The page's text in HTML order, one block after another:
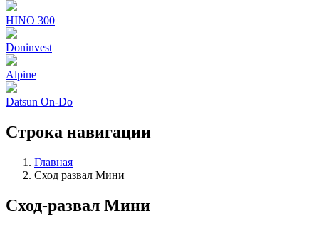
HINO 300
Doninvest
Alpine
Datsun On-Do
Строка навигации
Главная
Сход развал Мини
Сход-развал Мини